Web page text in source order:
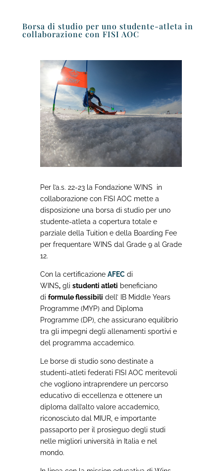
Borsa di studio per uno studente-atleta in
collaborazione con FISI AOC
Per l’a.s. 22-23 la Fondazione WINS in
collaborazione con FISI AOC mette a
disposizione una borsa di studio per uno
studente-atleta a copertura totale e
parziale della Tuition e della Boarding Fee
per frequentare WINS dal Grade 9 al Grade
12.
Con la certificazione AFEC di
WINS,gli studenti atleti beneficiano
di formule flessibili dell’ IB Middle Years
Programme (MYP) and Diploma
Programme (DP), che assicurano equilibrio
tra gli impegni degli allenamenti sportivi e
del programma accademico.
Le borse di studio sono destinate a
studenti-atleti federati FISI AOC meritevoli
che vogliono intraprendere un percorso
educativo di eccellenza e ottenere un
diploma dall’alto valore accademico,
riconosciuto dal MIUR, e importante
passaporto per il prosieguo degli studi
nelle migliori università in Italia e nel
mondo.